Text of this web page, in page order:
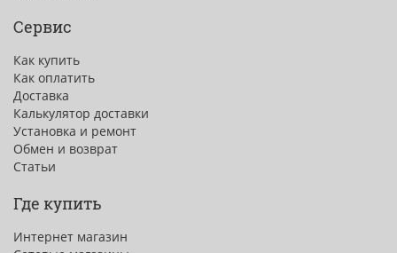
Сервис
Как купить
Как оплатить
Доставка
Калькулятор доставки
Установка и ремонт
Обмен и возврат
Статьи
Где купить
Интернет магазин